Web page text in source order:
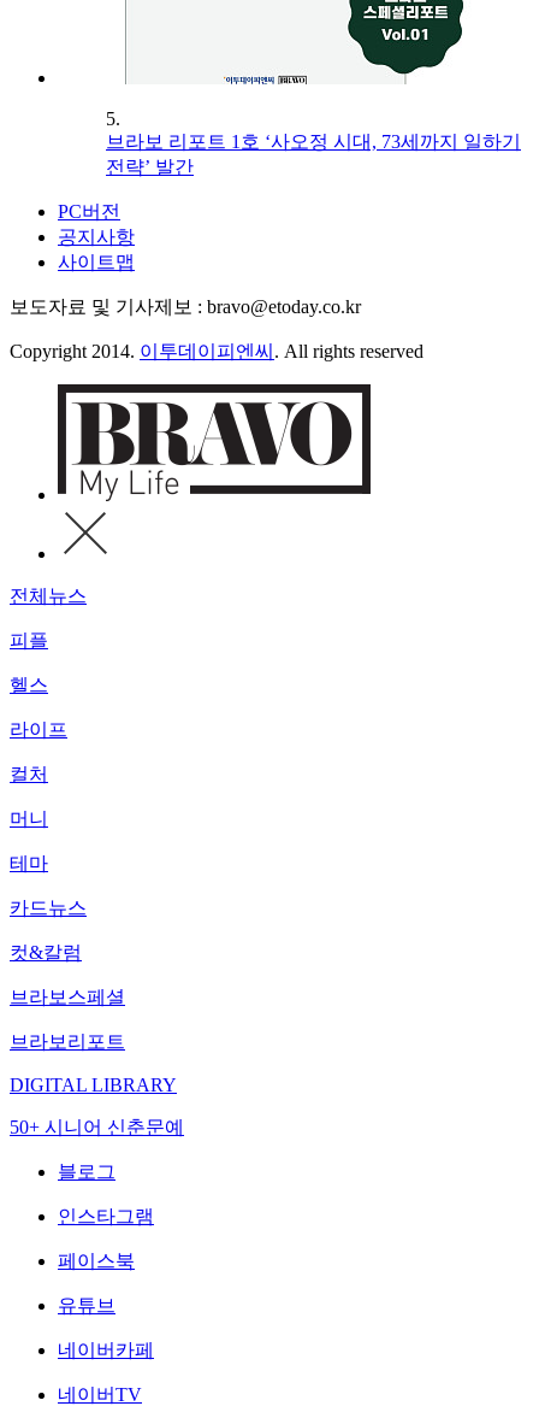
5.
브라보 리포트 1호 ‘사오정 시대, 73세까지 일하기
전략’ 발간
PC버전
공지사항
사이트맵
보도자료 및 기사제보 : bravo@etoday.co.kr
Copyright 2014. 이투데이피엔씨 . All rights reserved
전체뉴스
피플
헬스
라이프
컬처
머니
테마
카드뉴스
컷&칼럼
브라보스페셜
브라보리포트
DIGITAL LIBRARY
50+ 시니어 신춘문예
블로그
인스타그램
페이스북
유튜브
네이버카페
네이버TV